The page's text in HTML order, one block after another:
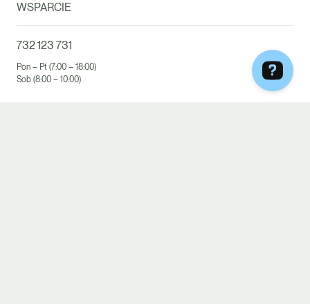
WSPARCIE
732 123 731
Pon – Pt (7:00 – 18:00)
Sob (8:00 – 10:00)